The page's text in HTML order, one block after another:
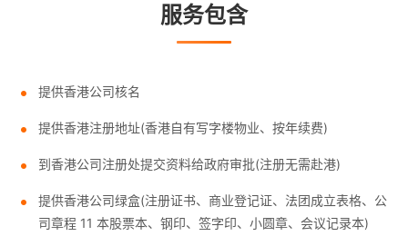
服务包含
提供香港公司核名
提供香港注册地址(香港自有写字楼物业、按年续费)
到香港公司注册处提交资料给政府审批(注册无需赴港)
提供香港公司绿盒(注册证书、商业登记证、法团成立表格、公
司章程 11 本股票本、钢印、签字印、小圆章、会议记录本)